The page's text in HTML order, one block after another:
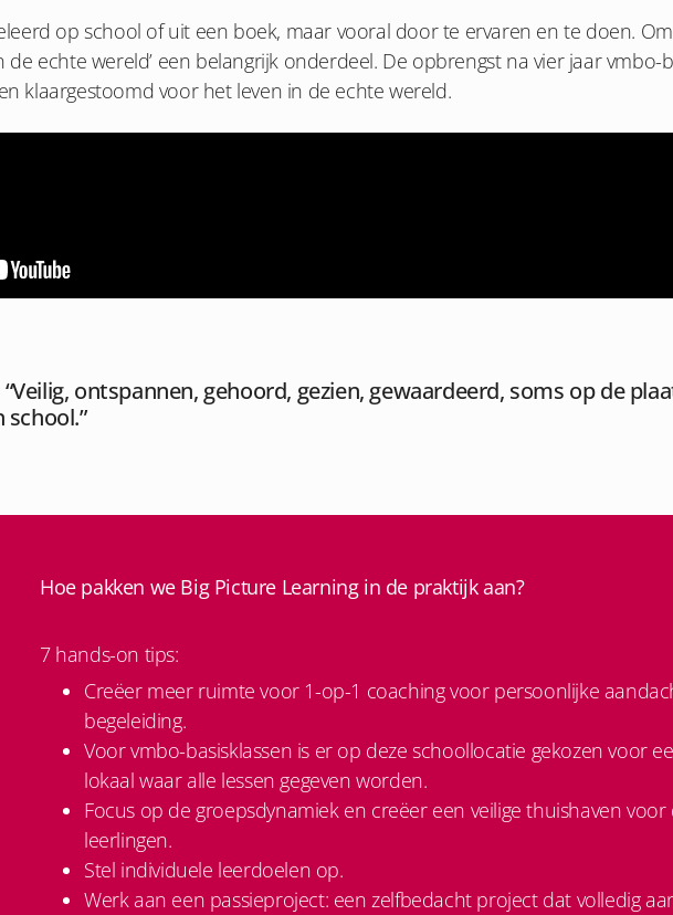
op school of uit een boek, maar vooral door te ervaren en te doen.
de echte wereld’ een belangrijk onderdeel. De opbrengst na vier jaar
klaargestoomd voor het leven in de echte wereld.
ontspannen, gehoord, gezien, gewaardeerd, soms op de
Hoe pakken we Big Picture Learning in de praktijk aan?
7 hands-on tips:
Creëer meer ruimte voor 1-op-1 coaching voor persoonlijke
begeleiding.
Voor vmbo-basisklassen is er op deze schoollocatie gekozen voor
lokaal waar alle lessen gegeven worden.
Focus op de groepsdynamiek en creëer een veilige thuishaven voor
leerlingen.
Stel individuele leerdoelen op.
Werk aan een passieproject: een zelfbedacht project dat volledig